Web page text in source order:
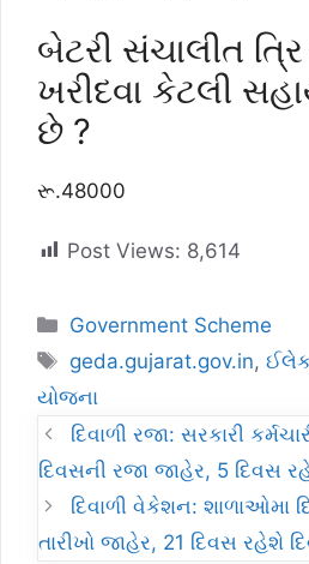
બેટરી સંચાલીત
ખરીદવા કેટલી
છે ?
રૂ.48000
Post Views: 8,614
Categories
Government Scheme
Tags
geda.gujarat.gov.in,
યોજના
દિવાળી રજા: સરકારી
દિવસની રજા જાહેર, 5 દિવસ
દિવાળી વેકેશન: શાળાઓમા
તારીખો જાહેર, 21 દિવસ રહેશે